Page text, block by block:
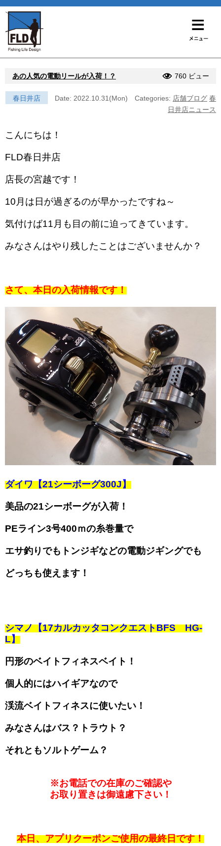
あの人気の電動リールが入荷！？ 760 ビュー
春日井店 Date: 2022.10.31(Mon) Categories: 店舗ブログ 春
日井店ニュース
こんにちは！
FLD春日井店
店長の宮越です！
10月は日が過ぎるのが早かったですね～
気付けば11月も目の前に迫ってきています。
みなさんはやり残したことはございませんか？
さて、本日の入荷情報です！
ダイワ【21シーボーグ300J】
美品の21シーボーグが入荷！
PEライン3号400ｍの糸巻量で
エサ釣りでもトンジギなどの電動ジギングでも
どっちも使えます！
シマノ【17カルカッタコンクエストBFS HG-
L】
円形のベイトフィネスベイト！
個人的にはハイギアなので
渓流ベイトフィネスに使いたい！
みなさんはバス？トラウト？
それともソルトゲーム？
※お電話での在庫のご確認や
お取り置きは御遠慮下さい！
本日、アプリクーポンご使用の最終日です！